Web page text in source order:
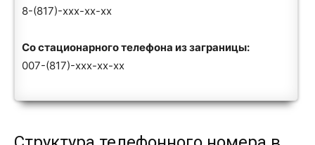
8-(817)-xxx-xx-xx
Со стационарного телефона из заграницы:
007-(817)-xxx-xx-xx